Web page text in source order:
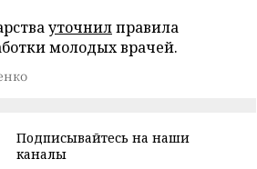
уточнилправила
молодых врачей.
Подписывайтесь на наши
каналы